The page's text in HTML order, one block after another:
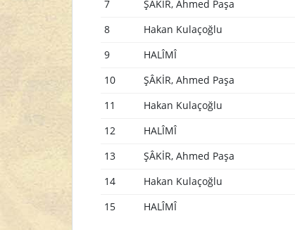
7 ŞÂKİR, Ahmed Paşa
8 Hakan Kulaçoğlu
9 HALÎMÎ
10 ŞÂKİR, Ahmed Paşa
11 Hakan Kulaçoğlu
12 HALÎMÎ
13 ŞÂKİR, Ahmed Paşa
14 Hakan Kulaçoğlu
15 HALÎMÎ